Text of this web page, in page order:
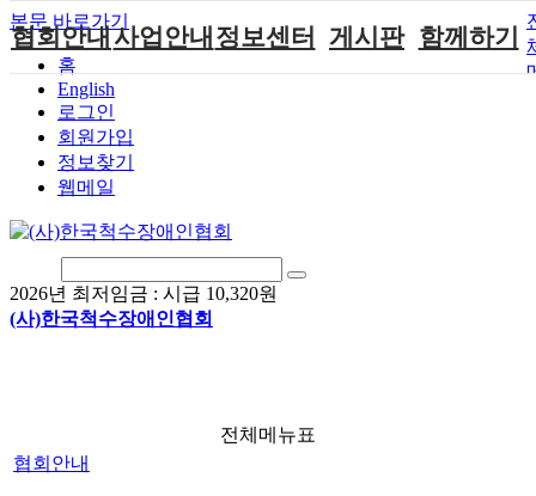
본문 바로가기
홈
English
로그인
회원가입
정보찾기
웹메일
2026년 최저임금 : 시급 10,320원
(사)한국척수장애인협회
협회안내
인사말
연혁
비전
조직도
척수장애란?
찾아오시는길
사업안내
단체지원사업
척수장애인재
활지원센터
척수장애인직
문화예술위원
회
정보센터 게시판 함께하기
전체메뉴표
협회안내